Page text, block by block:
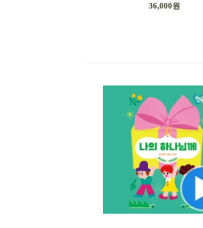
36,000원